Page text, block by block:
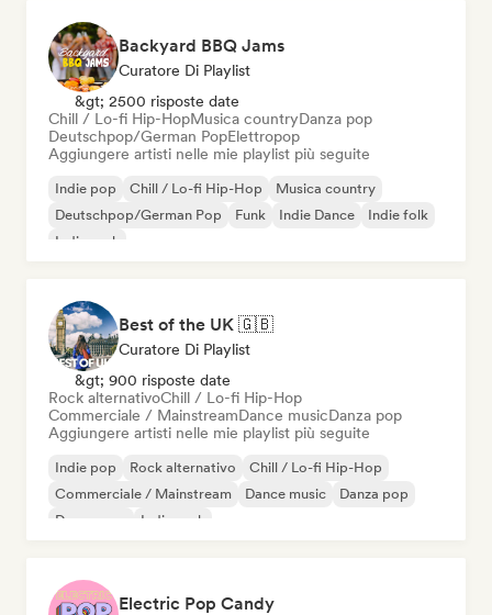
Backyard BBQ Jams
Curatore Di Playlist
&gt; 2500 risposte date
Chill / Lo-fi Hip-HopMusica countryDanza pop
Deutschpop/German PopElettropop
Aggiungere artisti nelle mie playlist più seguite
Indie pop Chill / Lo-fi Hip-Hop
Musica country
Deutschpop/German Pop
Funk Indie Dance
Indie folk
Indie rock
Best of the UK 🇬🇧
Curatore Di Playlist
&gt; 900 risposte date
Rock alternativoChill / Lo-fi Hip-Hop
Commerciale / MainstreamDance musicDanza pop
Aggiungere artisti nelle mie playlist più seguite
Indie pop Rock alternativo
Chill / Lo-fi Hip-Hop
Commerciale / Mainstream
Dance music
Danza pop
Dream pop
Indie rock
Electric Pop Candy